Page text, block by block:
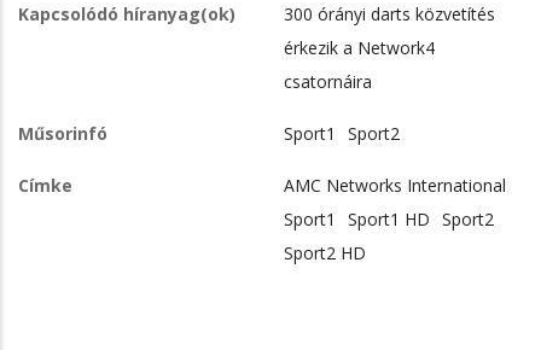
Kapcsolódó híranyag(ok)
300 órányi darts közvetítés
érkezik a Network4
csatornáira
Műsorinfó Sport1 Sport2
Címke
AMC Networks International
Sport1
Sport1 HD Sport2
Sport2 HD